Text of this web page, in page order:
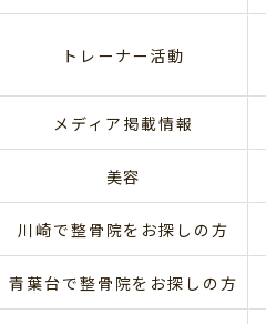
トレーナー活動
メディア掲載情報
美容
川崎で整骨院をお探しの方
青葉台で整骨院をお探しの方